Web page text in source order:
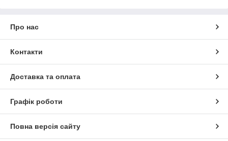
Про нас
Контакти
Доставка та оплата
Графік роботи
Повна версія сайту